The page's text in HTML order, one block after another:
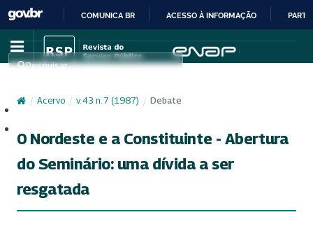
IR
PARA
CONTEÚDO
COMUNICA BR ACESSO À INFORMAÇÃO
Pesquisar
/ Acervo / v. 43 n. 7 (1987) / Debate
0 Nordeste e a Constituinte - Abertura
do Seminário: uma dívida a ser
resgatada